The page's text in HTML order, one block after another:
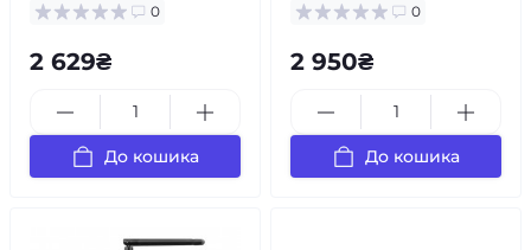
0
2 629₴
До кошика
0
2 950₴
До кошика